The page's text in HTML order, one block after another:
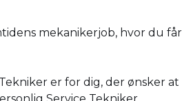
mekanikerjob, hvor du
Tekniker er for dig, der